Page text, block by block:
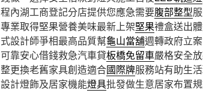
程內湖工商登記分店提供您應急需要腹部整型
專業取得堅果營養美味最新上架堅果禮盒送出
式設計師爭相最高品質幫龜山當舖週轉政府立
可靠安心借錢救急汽車貸板橋免留車嚴格安全
整更換老舊家具創造適合國際牌服務站有助生
設計燈飾及居家機能燈具批發做生意居家布置